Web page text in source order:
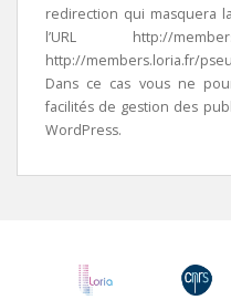
redirection qui masquera
l’URL http://
http://members.loria.fr/
Dans ce cas vous ne
facilités de gestion des
WordPress.